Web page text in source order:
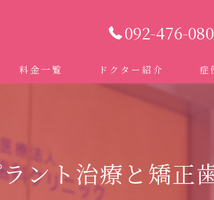
092-476-
ライン歯臓ブラシ
料金一覧 ドクター紹介 症
ント治療と矯正